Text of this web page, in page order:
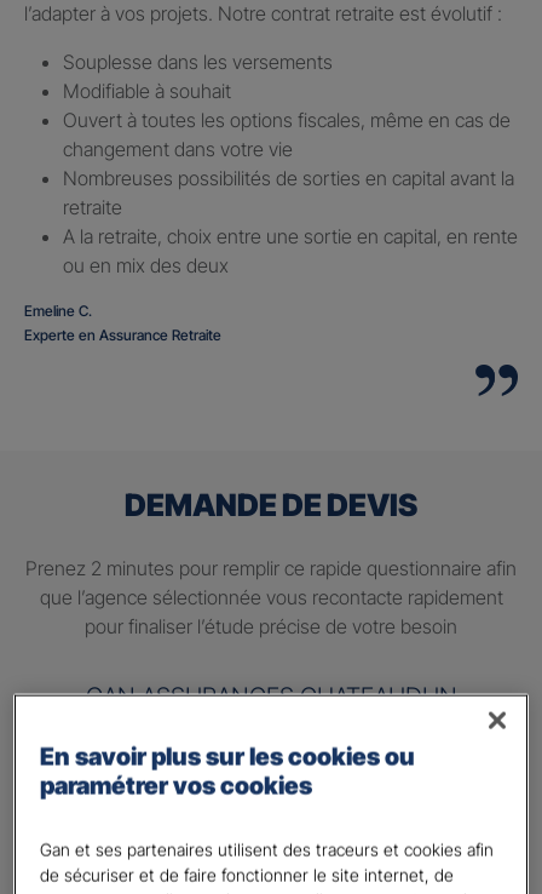
l’adapter à vos projets. Notre contrat retraite est évolutif :
Souplesse dans les versements
Modifiable à souhait
Ouvert à toutes les options fiscales, même en cas de
changement dans votre vie
Nombreuses possibilités de sorties en capital avant la
retraite
A la retraite, choix entre une sortie en capital, en rente
ou en mix des deux
Emeline C.
Experte en Assurance Retraite
DEMANDE DE DEVIS
Prenez 2 minutes pour remplir ce rapide questionnaire afin
que l’agence sélectionnée vous recontacte rapidement
pour finaliser l’étude précise de votre besoin
GAN ASSURANCES CHATEAUDUN
Information sur votre besoin :
Préparer ma retraite
Percevoir un complément de revenu régulier à la
En savoir plus sur les cookies ou
paramétrer vos cookies
Gan et ses partenaires utilisent des traceurs et cookies afin
de sécuriser et de faire fonctionner le site internet, de